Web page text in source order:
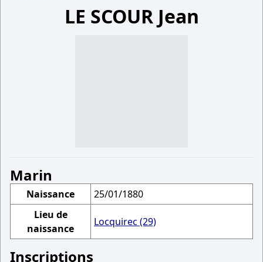
LE SCOUR Jean
Marin
Naissance
25/01/1880
Lieu de
naissance
Locquirec (29)
Inscriptions